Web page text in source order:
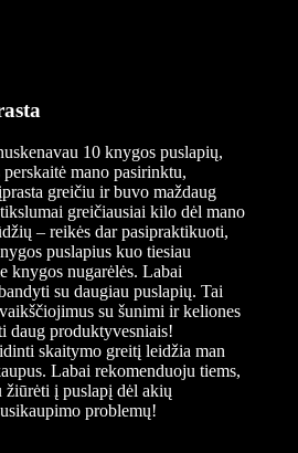
10 knygos puslapių,
mano pasirinktu,
greičiu ir buvo maždaug
greičiausiai kilo dėl mano
– reikės dar pasipraktikuoti,
puslapius kuo tiesiau
knygos nugarėlės. Labai
su daugiau puslapių. Tai
su šunimi ir keliones
daug produktyvesniais!
skaitymo greitį leidžia man
Labai rekomenduoju tiems,
žiūrėti į puslapį dėl akių
problemų!